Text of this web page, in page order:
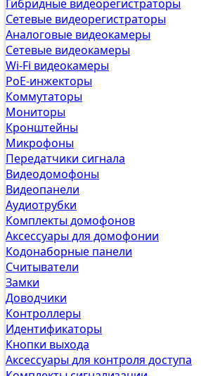
Гибридные видеорегистраторы
Сетевые видеорегистраторы
Аналоговые видеокамеры
Сетевые видеокамеры
Wi-Fi видеокамеры
PoE-инжекторы
Коммутаторы
Мониторы
Кронштейны
Микрофоны
Передатчики сигнала
Видеодомофоны
Видеопанели
Аудиотрубки
Комплекты домофонов
Аксессуары для домофонии
Кодонаборные панели
Считыватели
Замки
Доводчики
Контроллеры
Идентификаторы
Кнопки выхода
Аксессуары для контроля доступа